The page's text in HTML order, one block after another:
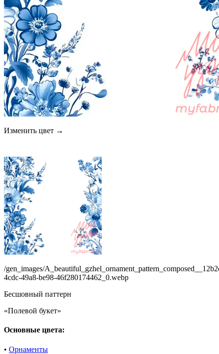
Изменить цвет →
/gen_images/
4cdc-49a8-be98-46f280174462_0.webp
Бесшовный паттерн
«Полевой букет»
Основные цвета:
• Орнаменты